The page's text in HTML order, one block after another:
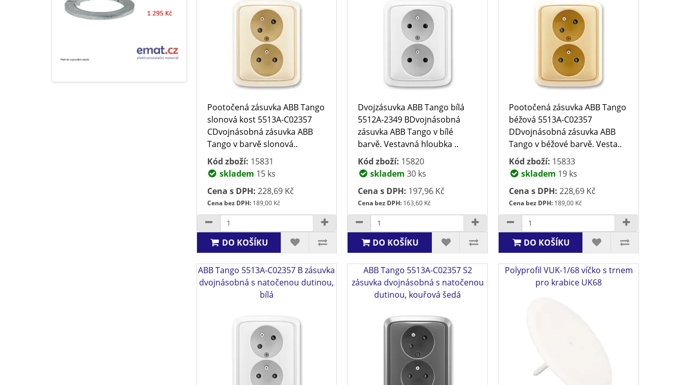
Pootočená zásuvka ABB Tango
slonová kost 5513A-C02357
CDvojnásobná zásuvka ABB
Tango v barvě slonová..
Kód zboží: 15831
skladem 15 ks
Cena s DPH: 228,69 Kč
Cena bez DPH:189,00 Kč
DO KOŠÍKU
Dvojzásuvka ABB Tango bílá
5512A-2349 BDvojnásobná
zásuvka ABB Tango v bílé
barvě. Vestavná hloubka ..
Kód zboží: 15820
skladem 30 ks
Cena s DPH: 197,96 Kč
Cena bez DPH: 163,60 Kč
DO KOŠÍKU
Pootočená zásuvka ABB Tango
béžová 5513A-C02357
DDvojnásobná zásuvka ABB
Tango v béžové barvě. Vesta..
Kód zboží: 15833
skladem 19 ks
Cena s DPH: 228,69 Kč
Cena bez DPH: 189,00 Kč
DO KOŠÍKU
ABB Tango 5513A-C02357 B zásuvka
dvojnásobná s natočenou dutinou,
bílá
ABB Tango 5513A-C02357 S2
zásuvka dvojnásobná s natočenou
dutinou, kouřová šedá
Polyprofil VUK-1/68 víčko s trnem
pro krabice UK68